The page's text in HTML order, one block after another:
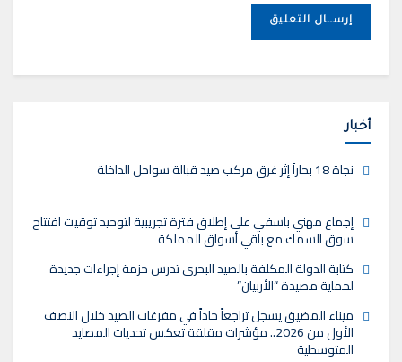
أخبار
نجاة 18 بحاراً إثر غرق مركب صيد قبالة سواحل الداخلة
إجماع مهني بآسفي على إطلاق فترة تجريبية لتوحيد توقيت افتتاح
سوق السمك مع باقي أسواق المملكة
كتابة الدولة المكلفة بالصيد البحري تدرس حزمة إجراءات جديدة
لحماية مصيدة “الأربيان”
ميناء المضيق يسجل تراجعاً حاداً في مفرغات الصيد خلال النصف
الأول من 2026.. مؤشرات مقلقة تعكس تحديات المصايد
المتوسطية